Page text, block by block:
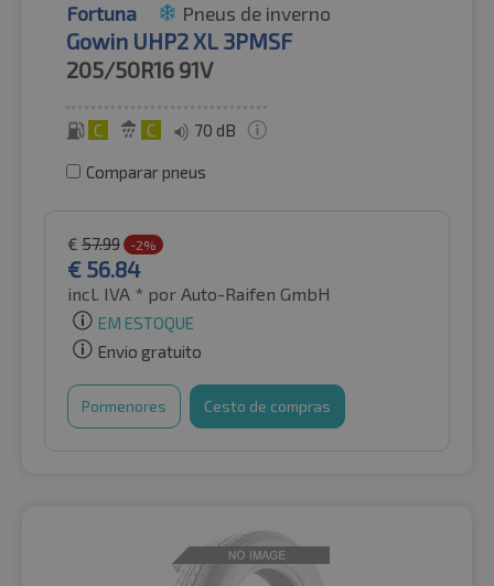
Fortuna Pneus de inverno
Gowin UHP2 XL 3PMSF
205/50R16 91V
C C 70 dB
Comparar pneus
€ 57.99 -2%
€ 56.84
incl. IVA * por Auto-Raifen GmbH
EM ESTOQUE
Envio gratuito
Pormenores Cesto de compras